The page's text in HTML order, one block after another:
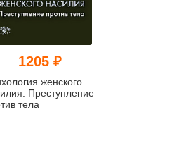
1205 ₽
женского
Преступление
тела